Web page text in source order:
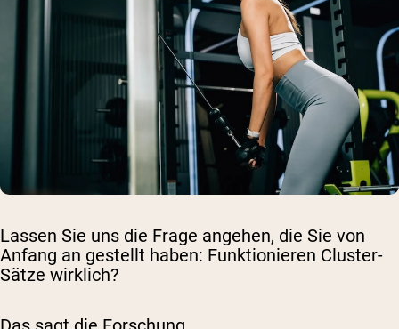
Lassen Sie uns die Frage angehen, die Sie von
Anfang an gestellt haben: Funktionieren Cluster-
Sätze wirklich?